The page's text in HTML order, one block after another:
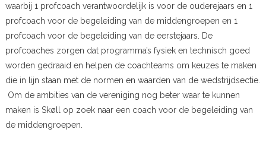
waarbij 1 profcoach verantwoordelijk is voor de ouderejaars en 1
profcoach voor de begeleiding van de middengroepen en 1
profcoach voor de begeleiding van de eerstejaars. De
profcoaches zorgen dat programma’s fysiek en technisch goed
worden gedraaid en helpen de coachteams om keuzes te maken
die in lijn staan met de normen en waarden van de wedstrijdsectie.
Om de ambities van de vereniging nog beter waar te kunnen
maken is Skøll op zoek naar een coach voor de begeleiding van
de middengroepen.